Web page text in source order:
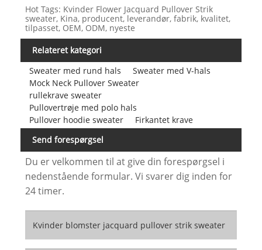
Hot Tags: Kvinder Flower Jacquard Pullover Strik
sweater, Kina, producent, leverandør, fabrik, kvalitet,
tilpasset, OEM, ODM, nyeste
Relateret kategori
Sweater med rund hals
Sweater med V-hals
Mock Neck Pullover Sweater
rullekrave sweater
Pullovertrøje med polo hals
Pullover hoodie sweater
Firkantet krave
Send forespørgsel
Du er velkommen til at give din forespørgsel i
nedenstående formular. Vi svarer dig inden for
24 timer.